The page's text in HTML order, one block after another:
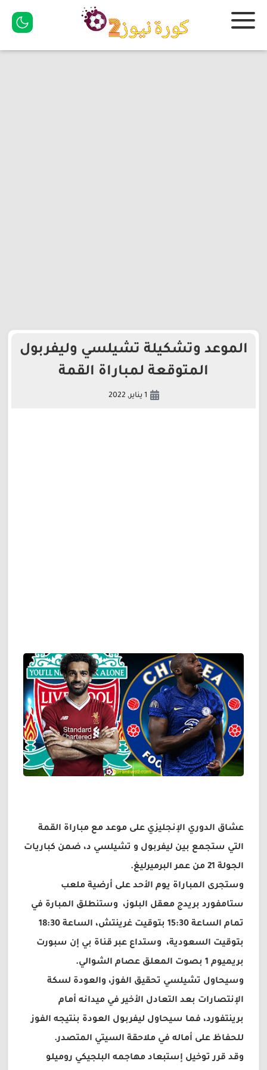
الموعد وتشكيلة تشيلسي وليفربول
المتوقعة لمباراة القمة
1 يناير, 2022
عشاق الدوري الإنجليزي على موعد مع مباراة القمة
التي ستجمع بين ليفربول و تشيلسي د، ضمن كباريات
الجولة 21 من عمر البرميرليغ.
وستجرى المباراة يوم الأحد على أرضية ملعب
ستامفورد بريدج معقل البلوز، وستنطلق المبارة في
تمام الساعة 15:30 بتوقيت غرينتش، الساعة 18:30
بتوقيت السعودية، وستداع عبر قناة بي إن سبورت
بريميوم 1 بصوت المعلق عصام الشوالي.
وسيحاول تشيلسي تحقيق الفوز، والعودة لسكة
الإنتصارات بعد التعادل الأخير في ميدانه أمام
برينتفورد، فما سيحاول ليفربول العودة بنتيجه الفوز
للحفاظ على أماله في ملاحقة السيتي المتصدر.
وقد قرر توخيل إستبعاد مهاجمه البلجيكي روميلو